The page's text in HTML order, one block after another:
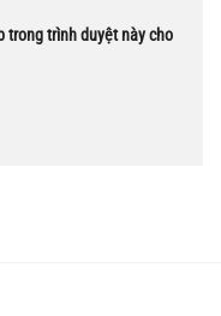
trong trình duyệt này cho